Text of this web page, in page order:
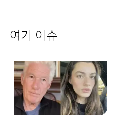
여기 이슈